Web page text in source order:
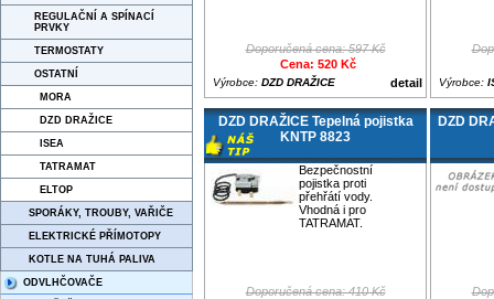
REGULAČNÍ A SPÍNACÍ
PRVKY
TERMOSTATY
OSTATNÍ
MORA
DZD DRAŽICE
ISEA
TATRAMAT
ELTOP
SPORÁKY, TROUBY, VAŘIČE
ELEKTRICKÉ PŘÍMOTOPY
KOTLE NA TUHÁ PALIVA
ODVLHČOVAČE
Doporučená cena: 597 Kč
Cena: 520 Kč
detail
Výrobce: DZD DRAŽICE Výrobce:
DZD DRAŽICE Tepelná pojistka
KNTP 8823
Bezpečnostní
pojistka proti
přehřátí vody.
Vhodná i pro
TATRAMAT.
Doporučená cena: 410 Kč
DZD